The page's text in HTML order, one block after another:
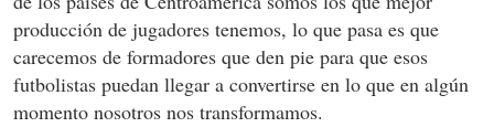
producción de jugadores tenemos, lo que pasa es que
carecemos de formadores que den pie para que esos
futbolistas puedan llegar a convertirse en lo que en algún
momento nosotros nos transformamos.